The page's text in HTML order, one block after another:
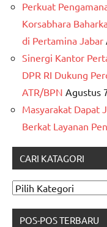
Perkuat
Korsabhara
di Pertamina Jabar
Sinergi Kantor
DPR RI Dukung
ATR/BPN Agustus
Masyarakat Dapat
Berkat Layanan
CARI KATAGORI
CARI
POS-POS TERBARU